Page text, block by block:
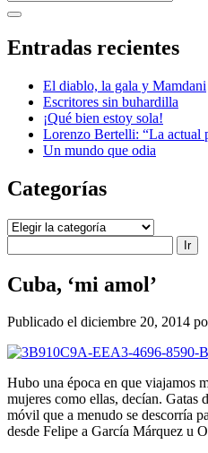
Barra
lateral
abrir
lateral
Entradas recientes
El diablo, la gala y Mamdani
Escritores sin buhardilla
¡Qué bien estoy sola!
Lorenzo Bertelli: “La actual
Un mundo que odia
Categorías
Categorías
Cuba, ‘mi amol’
Publicado el diciembre 20, 2014
Hubo una época en que viajamos
mujeres como ellas, decían. Gatas
móvil que a menudo se descorría
desde Felipe a García Márquez u